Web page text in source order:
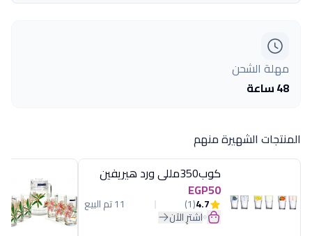
مهلة الشحن
48 ساعة
المنتجات الشهيرة منهم
كوب350مللى ورد هيريفين
EGP50
4.7
(1) 11 تم البيع
اشترِ الآن